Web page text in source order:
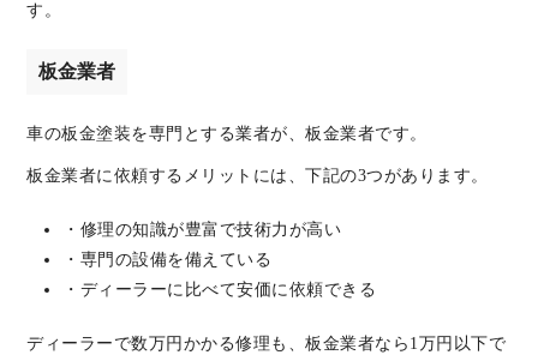
す。
板金業者
車の板金塗装を専門とする業者が、板金業者です。
板金業者に依頼するメリットには、下記の3つがあります。
・修理の知識が豊富で技術力が高い
・専門の設備を備えている
・ディーラーに比べて安価に依頼できる
ディーラーで数万円かかる修理も、板金業者なら1万円以下で